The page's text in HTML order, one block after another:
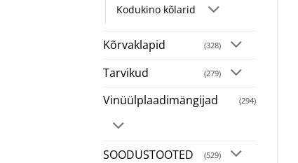
Kodukino kõlarid
Kõrvaklapid (328)
Tarvikud (279)
Vinüülplaadimängijad (294)
SOODUSTOOTED (529)